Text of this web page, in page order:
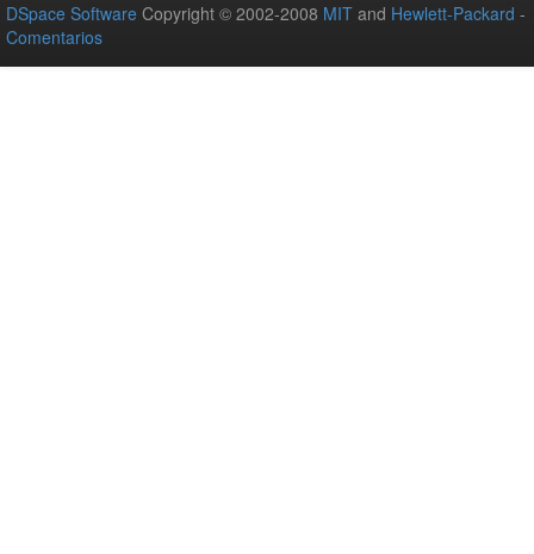
DSpace Software Copyright © 2002-2008 MIT and Hewlett-Packard -
Comentarios